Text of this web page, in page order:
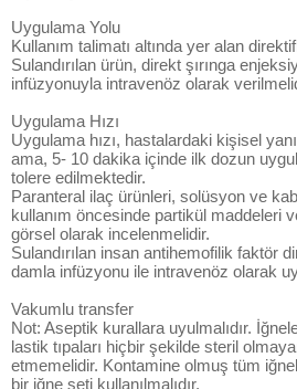
Uygulama Yolu
Kullanım talimatı altında yer alan
Sulandırılan ürün, direkt şırınga
infüzyonuyla intravenöz olarak
Uygulama Hızı
Uygulama hızı, hastalardaki kişisel
ama, 5- 10 dakika içinde ilk dozun
tolere edilmektedir.
Paranteral ilaç ürünleri, solüsyon ve
kullanım öncesinde partikül maddeleri
görsel olarak incelenmelidir.
Sulandırılan insan antihemofilik faktör
damla infüzyonu ile intravenöz olarak
Vakumlu transfer
Not: Aseptik kurallara uyulmalıdır.
lastik tıpaları hiçbir şekilde steril
etmemelidir. Kontamine olmuş tüm
bir iğne seti kullanılmalıdır.